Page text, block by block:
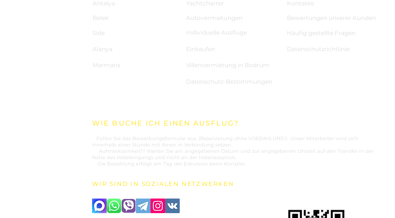
Antalya
Belek
Side
Alanya
Marmaris
Yachtcharter
Autovermietungen
Individuelle Ausflüge
Einkaufen
Kontakte
Bewertungen unserer Kunden
Häufig gestellte Fragen
Datenschutzrichtlinie
Villenvermietung in Bodrum
Datenschutz-Bestimmungen
WIE BUCHE ICH EINEN AUSFLUG?
Füllen Sie das Bewerbungsformular aus. (Reservierung ohne VORZAHLUNG!) Unser Mitarbeiter wird sich
innerhalb einer Stunde mit Ihnen in Verbindung setzen.
Aufmerksamkeit!!! Warten Sie am angegebenen Datum und zur angegebenen Uhrzeit auf den Transfer in der
Nähe des Hoteleingangs und nicht an der Hotelrezeption.
Die Bezahlung erfolgt am Tag der Exkursion beim Künstler.
WIR SIND IN SOZIALEN NETZWERKEN